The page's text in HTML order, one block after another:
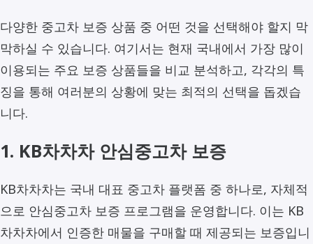
다양한 중고차 보증 상품 중 어떤 것을 선택해야 할지 막
막하실 수 있습니다. 여기서는 현재 국내에서 가장 많이
이용되는 주요 보증 상품들을 비교 분석하고, 각각의 특
징을 통해 여러분의 상황에 맞는 최적의 선택을 돕겠습
니다.
1. KB차차차 안심중고차 보증
KB차차차는 국내 대표 중고차 플랫폼 중 하나로, 자체적
으로 안심중고차 보증 프로그램을 운영합니다. 이는 KB
차차차에서 인증한 매물을 구매할 때 제공되는 보증입니